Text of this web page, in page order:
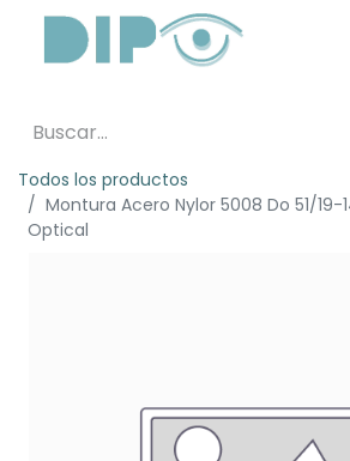
Todos los productos
Montura Acero Nylor 5008 Do 51/19-
Optical